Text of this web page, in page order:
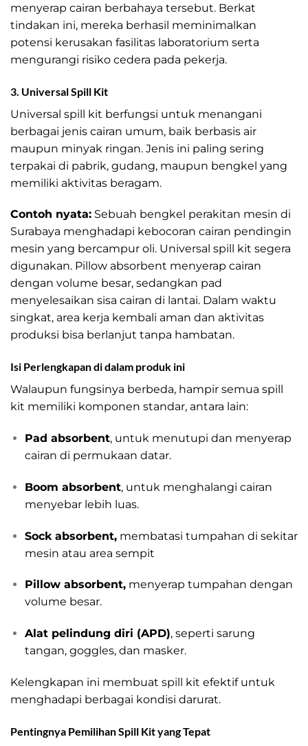
menyerap cairan berbahaya tersebut. Berkat
tindakan ini, mereka berhasil meminimalkan
potensi kerusakan fasilitas laboratorium serta
mengurangi risiko cedera pada pekerja.
3. Universal Spill Kit
Universal spill kit berfungsi untuk menangani
berbagai jenis cairan umum, baik berbasis air
maupun minyak ringan. Jenis ini paling sering
terpakai di pabrik, gudang, maupun bengkel yang
memiliki aktivitas beragam.
Contoh nyata: Sebuah bengkel perakitan mesin di
Surabaya menghadapi kebocoran cairan pendingin
mesin yang bercampur oli. Universal spill kit segera
digunakan. Pillow absorbent menyerap cairan
dengan volume besar, sedangkan pad
menyelesaikan sisa cairan di lantai. Dalam waktu
singkat, area kerja kembali aman dan aktivitas
produksi bisa berlanjut tanpa hambatan.
Isi Perlengkapan di dalam produk ini
Walaupun fungsinya berbeda, hampir semua spill
kit memiliki komponen standar, antara lain:
Pad absorbent, untuk menutupi dan menyerap
cairan di permukaan datar.
Boom absorbent, untuk menghalangi cairan
menyebar lebih luas.
Sock absorbent,membatasi tumpahan di sekitar
mesin atau area sempit
Pillow absorbent,menyerap tumpahan dengan
volume besar.
Alat pelindung diri (APD), seperti sarung
tangan, goggles, dan masker.
Kelengkapan ini membuat spill kit efektif untuk
menghadapi berbagai kondisi darurat.
Pentingnya Pemilihan Spill Kit yang Tepat